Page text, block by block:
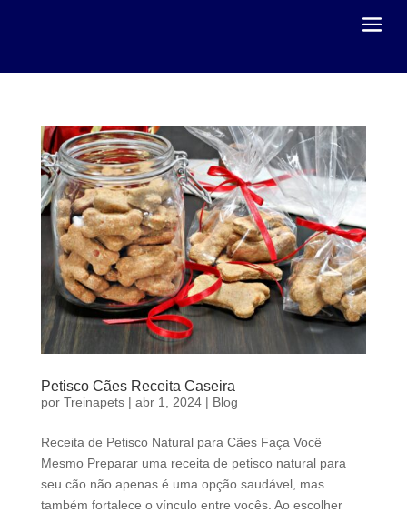
Petisco Cães Receita Caseira
por Treinapets| abr 1, 2024| Blog
Receita de Petisco Natural para Cães Faça Você
Mesmo Preparar uma receita de petisco natural para
seu cão não apenas é uma opção saudável, mas
também fortalece o vínculo entre vocês. Ao escolher